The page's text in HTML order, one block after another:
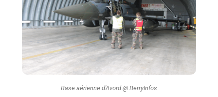
Base aérienne d'Avord @ BerryInfos